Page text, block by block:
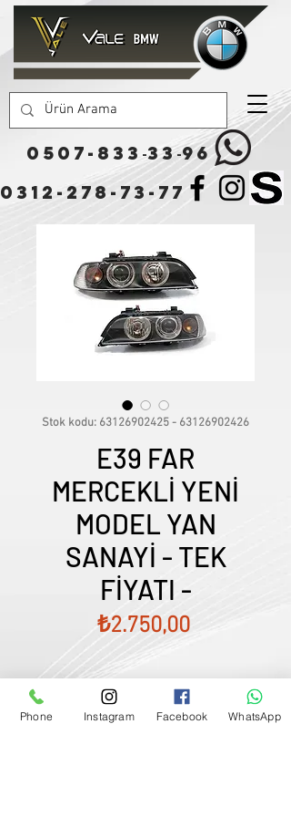
0507-833 -33-96
0312-278-73-77
Stok kodu: 63126902425 - 63126902426
E39 FAR
MERCEKLİ YENİ
MODEL YAN
SANAYİ - TEK
FİYATI -
₺2.750,00Fiyat
Satış Temsilcimizle Görüşün
Phone Instagram Facebook WhatsApp